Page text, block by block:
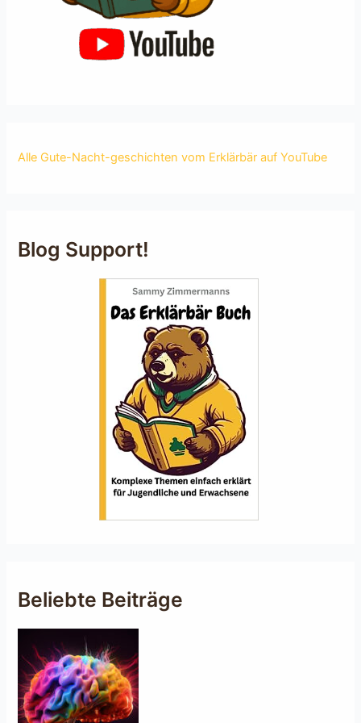
Alle Gute-Nacht-geschichten vom Erklärbär auf YouTube
Blog Support!
Beliebte Beiträge